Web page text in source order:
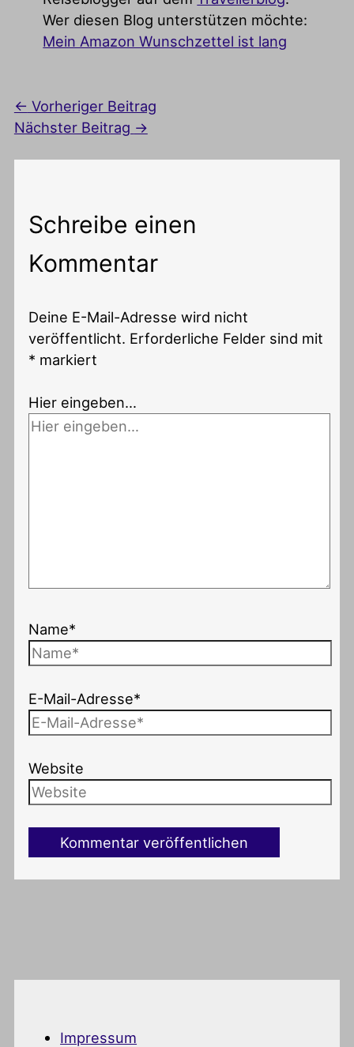
Wer diesen Blog unterstützen möchte:
Mein Amazon Wunschzettel ist lang
← Vorheriger Beitrag
Nächster Beitrag →
Schreibe einen
Kommentar
Deine E-Mail-Adresse wird nicht
veröffentlicht. Erforderliche Felder sind mit
* markiert
Hier eingeben…
Name*
E-Mail-Adresse*
Website
Impressum